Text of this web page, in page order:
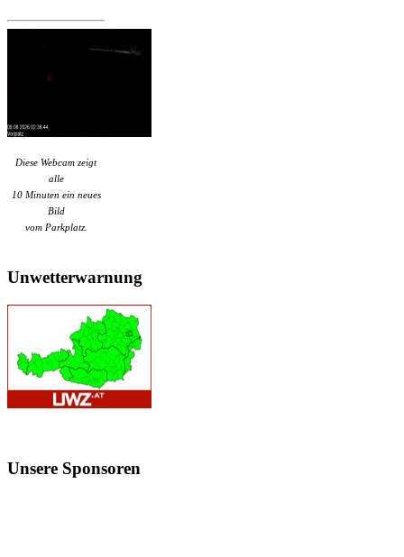
Diese Webcam zeigt
alle
10 Minuten ein neues
Bild
vom Parkplatz.
Unwetterwarnung
Unsere Sponsoren